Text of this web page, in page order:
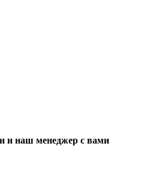
и наш менеджер с вами